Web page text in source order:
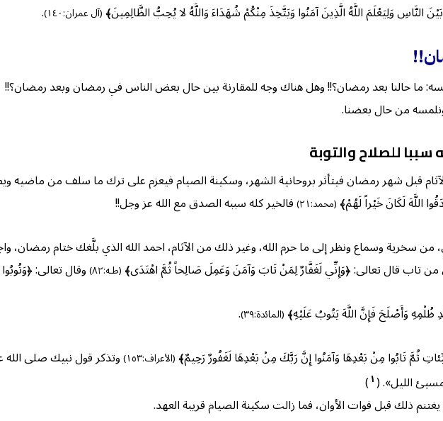
النَّاسِ وَلِيَعْلَمَ اللَّهُ الَّذِينَ آمَنُوا وَيَتَّخِذَ مِنْكُمْ شُهَدَاءَ وَاللَّهُ لا يُحِبُّ الظَّالِمِينَ﴾(آل عمران:١٤٠) .
!!
ما حالنا بعد رمضان؟!! وهل هناك وجه للمقارنة بين حال بعض الناس في رمضان وبعد رمضان؟!!
من حال بعضنا.
للصلاح والتوبة
قبل شهر رمضان فيتأثر بروحانية الشهر، وسكينة الصيام فيعزم على ترك ما سلف من ماضيه
اللَّهَ لَكَانَ خَيْراً لَهُمْ﴾(محمد:٢١)
فالخير كله سببه الصدق مع الله عز وجل!!
سخرية وسماع ونظر إلى ما حرم الله، وغير ذلك من الآثام، احمد الله الذي بلَّغك ختام
من تاب قال تعالى: ﴿وَإِنِّي لَغَفَّارٌ لِمَنْ تَابَ وَآمَنَ وَعَمِلَ صَالِحاً ثُمَّ اهْتَدَى﴾(طـه:٨٢)
وقال تعالى:
وَأَصْلَحَ فَإِنَّ اللَّهَ يَتُوبُ عَلَيْهِ﴾(المائدة:٣٩)
.
ثُمَّ تَابُوا مِنْ بَعْدِهَا وَآمَنُوا إِنَّ رَبَّكَ مِنْ بَعْدِهَا لَغَفُورٌ رَحِيمٌ﴾(الأعراف:١٥٣)
وتذكر قول نبيك صلى
الليل». (١)
ذلك قبل فوات الأوان، فما زالت سكينة الصيام قريبة العهد.